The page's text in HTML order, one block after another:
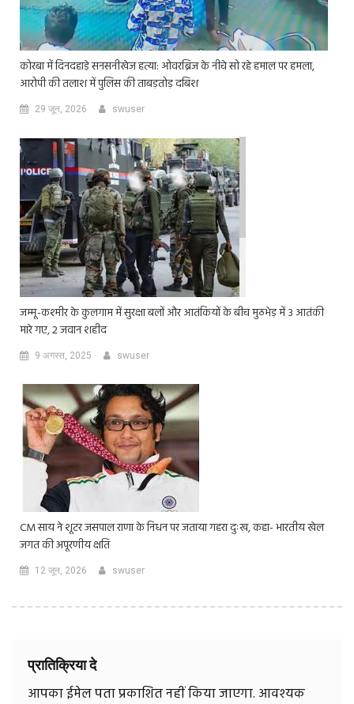
कोरबा में दिनदहाड़े सनसनीखेज हत्या: ओवरब्रिज के नीचे सो रहे हमाल पर हमला,
आरोपी की तलाश में पुलिस की ताबड़तोड़ दबिश
29 जून, 2026 swuser
जम्मू-कश्मीर के कुलगाम में सुरक्षा बलों और आतंकियों के बीच मुठभेड़ में 3 आतंकी
मारे गए, 2 जवान शहीद
9 अगस्त, 2025 swuser
CM साय ने शूटर जसपाल राणा के निधन पर जताया गहरा दुःख, कहा- भारतीय खेल
जगत की अपूरणीय क्षति
12 जून, 2026 swuser
प्रातिक्रिया दे
आपका ईमेल पता प्रकाशित नहीं किया जाएगा. आवश्यक